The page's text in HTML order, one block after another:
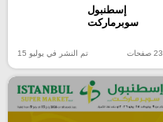
إسطنبول
سوبرماركت
23 صفحات تم النشر في يوليو 15